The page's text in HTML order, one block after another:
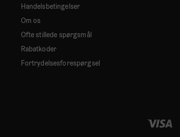
Handelsbetingelser
Om os
Ofte stillede spørgsmål
Rabatkoder
Fortrydelsesforespørgsel